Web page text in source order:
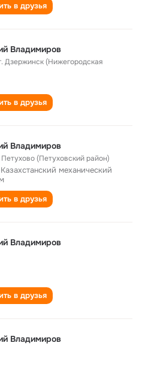
в друзья
Владимиров
Дзержинск (Нижегородская
в друзья
Владимиров
Петухово (Петуховский район)
механический
в друзья
Владимиров
в друзья
Владимиров